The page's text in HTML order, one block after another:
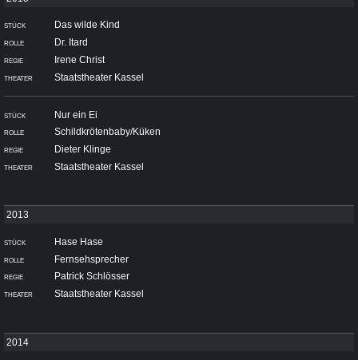
Das wilde Kind
Dr. Itard
Irene Christ
Staatstheater Kassel
Nur ein Ei
Schildkrötenbaby/Küken
Dieter Klinge
Staatstheater Kassel
Hase Hase
Fernsehsprecher
Patrick Schlösser
Staatstheater Kassel